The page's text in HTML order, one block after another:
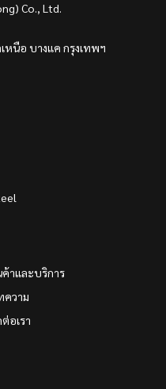
Co., Ltd.
หนือ บางแค กรุงเทพฯ
าและบริการ
วาม
อเรา